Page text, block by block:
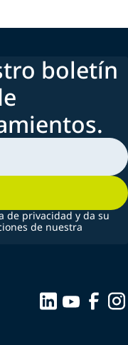
boletín
de privacidad y da su
de nuestra